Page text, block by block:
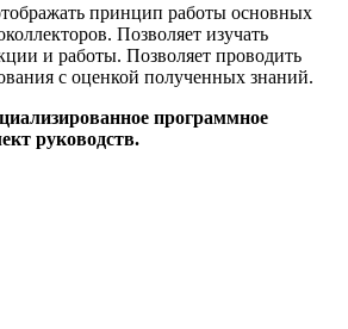
принцип работы основных
Позволяет изучать
и работы. Позволяет проводить
с оценкой полученных знаний.
программное
руководств.